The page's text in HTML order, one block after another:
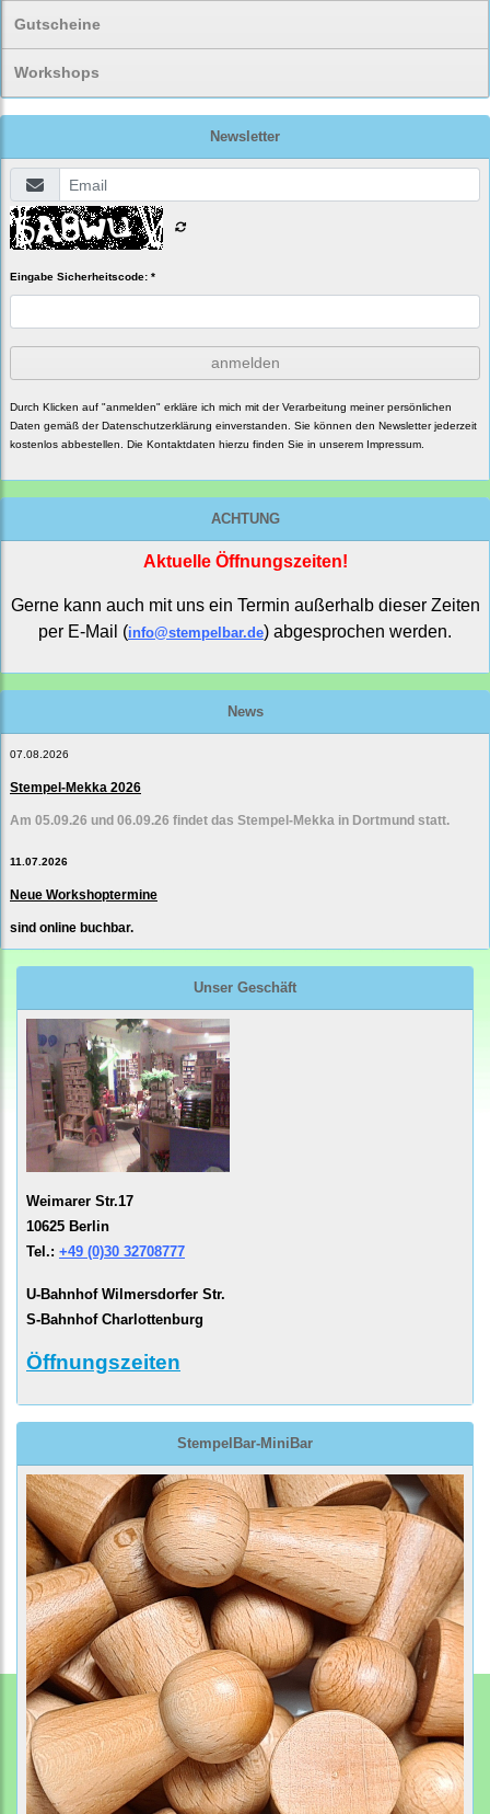
Gutscheine
Workshops
Newsletter
Eingabe Sicherheitscode: *
anmelden
Durch Klicken auf "anmelden" erkläre ich mich mit der Verarbeitung meiner persönlichen
Daten gemäß der Datenschutzerklärung einverstanden. Sie können den Newsletter jederzeit
kostenlos abbestellen. Die Kontaktdaten hierzu finden Sie in unserem Impressum.
ACHTUNG
Aktuelle Öffnungszeiten!
Gerne kann auch mit uns ein Termin außerhalb dieser Zeiten
per E-Mail (info@stempelbar.de) abgesprochen werden.
News
07.08.2026
Stempel-Mekka 2026
Am 05.09.26 und 06.09.26 findet das Stempel-Mekka in Dortmund statt.
11.07.2026
Neue Workshoptermine
sind online buchbar.
Unser Geschäft
Weimarer Str.17
10625 Berlin
Tel.: +49 (0)30 32708777
U-Bahnhof Wilmersdorfer Str.
S-Bahnhof Charlottenburg
Öffnungszeiten
StempelBar-MiniBar